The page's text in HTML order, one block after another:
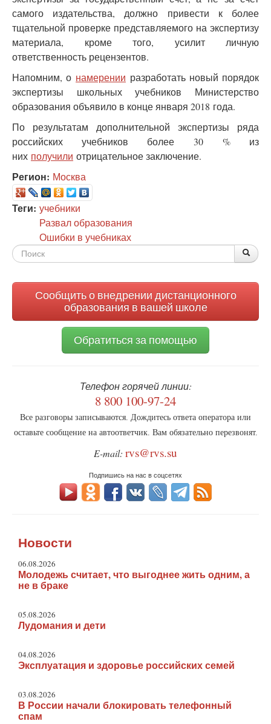
самого издательства, должно привести к более
тщательной проверке представляемого на экспертизу
материала, кроме того, усилит личную
ответственность рецензентов.
Напомним, о намерении разработать новый порядок
экспертизы школьных учебников Министерство
образования объявило в конце января 2018 года.
По результатам дополнительной экспертизы ряда
российских учебников более 30 % из
них получили отрицательное заключение.
Регион: Москва
Теги: учебники
Развал образования
Ошибки в учебниках
Форма
Сообщить о внедрении дистанционного
образования в вашей школе
Обратиться за помощью
Телефон горячей линии:
8 800 100-97-24
Все разговоры записываются. Дождитесь ответа оператора или
оставьте сообщение на автоответчик. Вам обязательно перезвонят.
E-mail: rvs@rvs.su
Подпишись на нас в соцсетях
Новости
06.08.2026
Молодежь считает, что выгоднее жить одним, а
не в браке
05.08.2026
Лудомания и дети
04.08.2026
Эксплуатация и здоровье российских семей
03.08.2026
В России начали блокировать телефонный
спам